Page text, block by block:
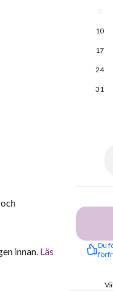
innan. Läs
3
10
17
24
31
Du